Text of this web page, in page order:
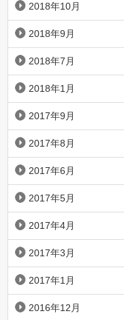
2018年10月
2018年9月
2018年7月
2018年1月
2017年9月
2017年8月
2017年6月
2017年5月
2017年4月
2017年3月
2017年1月
2016年12月